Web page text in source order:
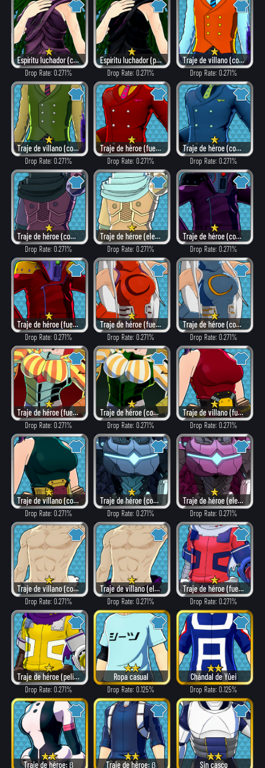
Espíritu luchador (como villano)
Drop Rate: 0.271%
Espíritu luchador (peligroso)
Drop Rate: 0.271%
Traje de villano (como héroe)
Drop Rate: 0.271%
Traje de villano (combate)
Drop Rate: 0.271%
Traje de héroe (fuego)
Drop Rate: 0.271%
Traje de héroe (combate)
Drop Rate: 0.271%
Traje de héroe (como villano)
Drop Rate: 0.271%
Traje de héroe (elegante)
Drop Rate: 0.271%
Traje de héroe (como villano)
Drop Rate: 0.271%
Traje de héroe (fuego)
Drop Rate: 0.271%
Traje de héroe (fuego)
Drop Rate: 0.271%
Traje de héroe (combate)
Drop Rate: 0.271%
Traje de héroe (fuego)
Drop Rate: 0.271%
Traje de héroe (combate)
Drop Rate: 0.271%
Traje de villano (fuego)
Drop Rate: 0.271%
Traje de villano (combate)
Drop Rate: 0.271%
Traje de héroe (combate)
Drop Rate: 0.271%
Traje de héroe (elegante)
Drop Rate: 0.271%
Traje de villano (como héroe)
Drop Rate: 0.271%
Traje de villano (elegante)
Drop Rate: 0.271%
Traje de héroe (fuego)
Drop Rate: 0.271%
Traje de héroe (peligroso)
Drop Rate: 0.271%
Ropa casual
Drop Rate: 0.125%
Chándal de Yûei
Drop Rate: 0.125%
Traje de héroe: β Traje de héroe: β Sin casco